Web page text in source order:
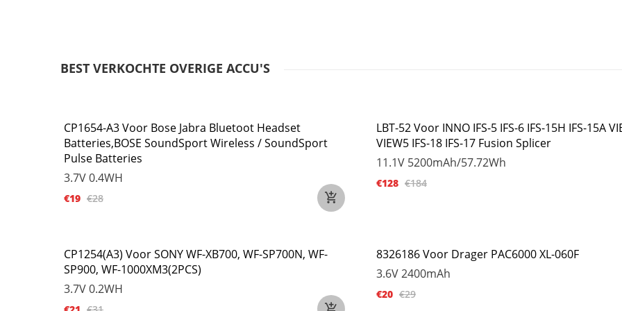
BEST VERKOCHTE OVERIGE ACCU'S
CP1654-A3 Voor Bose Jabra Bluetoot Headset
Batteries,BOSE SoundSport Wireless / SoundSport
Pulse Batteries
3.7V0.4WH
€19 €28
LBT-52 Voor INNO IFS-5 IFS-6 IFS-15H IFS-15A
VIEW5 IFS-18 IFS-17 Fusion Splicer
11.1V 5200mAh/57.72Wh
€128 €184
CP1254(A3) Voor SONY WF-XB700, WF-SP700N, WF-
SP900, WF-1000XM3(2PCS)
3.7V0.2WH
8326186 Voor Drager PAC6000 XL-060F
3.6V2400mAh
€20 €29